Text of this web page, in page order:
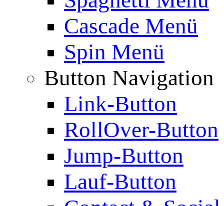
Cascade Menü
Spin Menü
Button Navigation
Link-Button
RollOver-Button
Jump-Button
Lauf-Button